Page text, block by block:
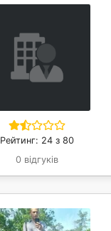
Рейтинг: 24 з 80
0 відгуків